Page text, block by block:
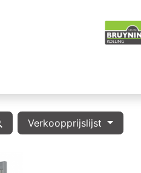
Verkoopprijslijst